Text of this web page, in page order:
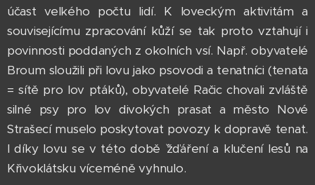
účast velkého počtu lidí. K loveckým aktivitám a
souvisejícímu zpracování kůží se tak proto vztahují i
povinnosti poddaných z okolních vsí. Např. obyvatelé
Broum sloužili při lovu jako psovodi a tenatníci (tenata
= sítě pro lov ptáků), obyvatelé Račic chovali zvláště
silné psy pro lov divokých prasat a město Nové
Strašecí muselo poskytovat povozy k dopravě tenat.
I díky lovu se v této době ˇžďáření a klučení lesů na
Křivoklátsku víceméně vyhnulo.